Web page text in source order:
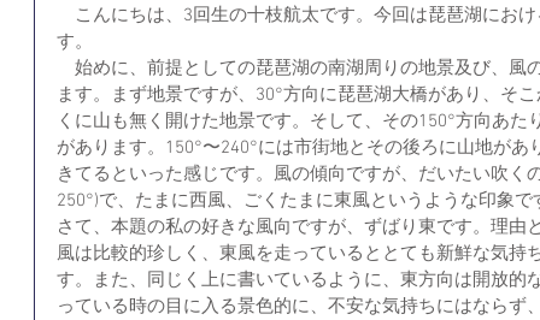
こんにちは、3回生の十枝航太です。今回は琵琶湖にお
す。
始めに、前提としての琵琶湖の南湖周りの地景及び、風
ます。まず地景ですが、30°方向に琵琶湖大橋があり、そ
くに山も無く開けた地景です。そして、その150°方向あ
があります。150°〜240°には市街地とその後ろに山地があ
きてるといった感じです。風の傾向ですが、だいたい吹く
250°)で、たまに西風、ごくたまに東風というような印象で
さて、本題の私の好きな風向ですが、ずばり東です。理由
風は比較的珍しく、東風を走っているととても新鮮な気持
す。また、同じく上に書いているように、東方向は開放的
っている時の目に入る景色的に、不安な気持ちにはならず